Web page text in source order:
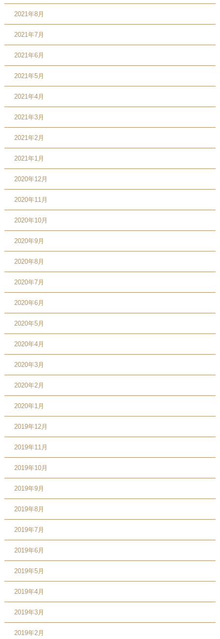
2021年8月
2021年7月
2021年6月
2021年5月
2021年4月
2021年3月
2021年2月
2021年1月
2020年12月
2020年11月
2020年10月
2020年9月
2020年8月
2020年7月
2020年6月
2020年5月
2020年4月
2020年3月
2020年2月
2020年1月
2019年12月
2019年11月
2019年10月
2019年9月
2019年8月
2019年7月
2019年6月
2019年5月
2019年4月
2019年3月
2019年2月